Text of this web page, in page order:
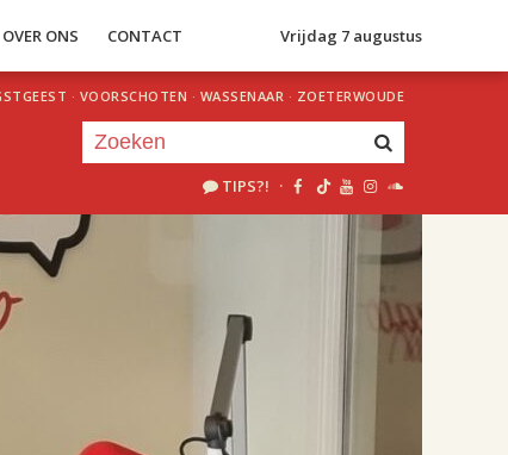
OVER ONS CONTACT Vrijdag 7 augustus
· VOORSCHOTEN · WASSENAAR · ZOETERWOUDE
TIPS?! ·
uur 1 van 2
Volgend uur